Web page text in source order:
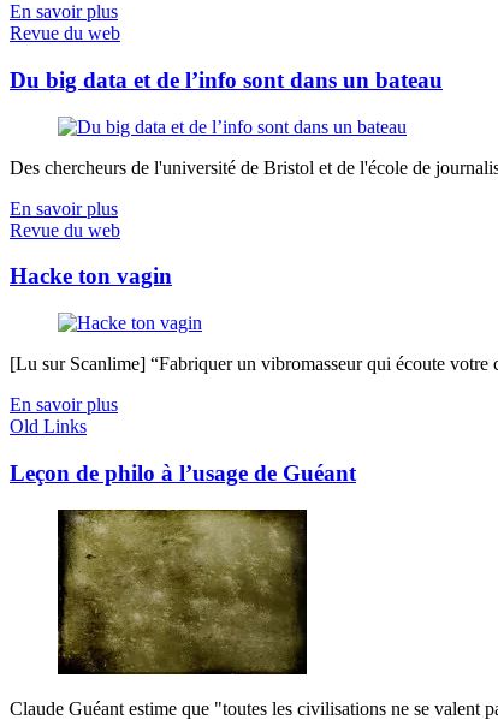
En savoir plus
Revue du web
Du big data et de l’info sont dans un bateau
Des chercheurs de l'université de Bristol et de l'école de
En savoir plus
Revue du web
Hacke ton vagin
[Lu sur Scanlime] “Fabriquer un vibromasseur qui écoute
En savoir plus
Old Links
Leçon de philo à l’usage de Guéant
Claude Guéant estime que "toutes les civilisations ne se valent